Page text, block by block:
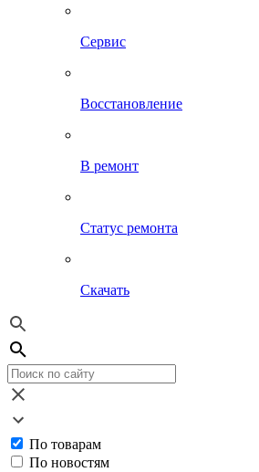
Сервис
Восстановление
В ремонт
Статус ремонта
Скачать
По товарам
По новостям